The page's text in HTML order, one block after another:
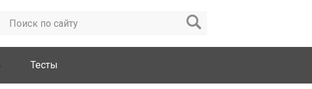
Тесты